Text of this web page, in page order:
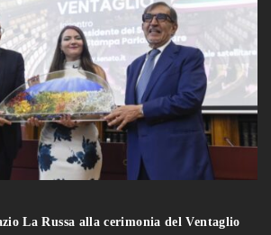
La Russa alla cerimonia del Ventaglio